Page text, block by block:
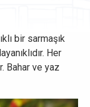
bir sarmaşık
Her
Bahar ve yaz